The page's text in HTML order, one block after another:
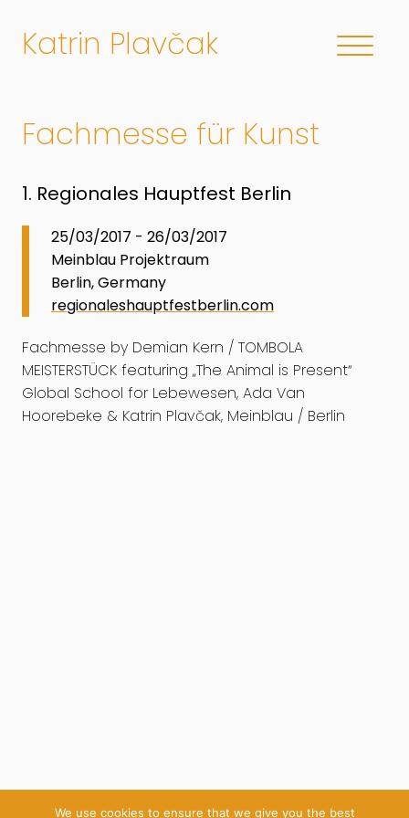
Katrin Plavčak
Fachmesse für Kunst
1. Regionales Hauptfest Berlin
25/03/2017 - 26/03/2017
Meinblau Projektraum
Berlin, Germany
regionaleshauptfestberlin.com
Fachmesse by Demian Kern / TOMBOLA
MEISTERSTÜCK featuring „The Animal is Present“
Global School for Lebewesen, Ada Van
Hoorebeke & Katrin Plavčak, Meinblau / Berlin
We use cookies to ensure that we give you the best